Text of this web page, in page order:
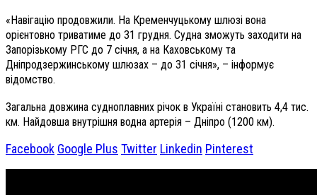
«Навігацію продовжили. На Кременчуцькому шлюзі вона
орієнтовно триватиме до 31 грудня. Судна зможуть заходити на
Запорізькому РГС до 7 січня, а на Каховському та
Дніпродзержинському шлюзах – до 31 січня», – інформує
відомство.
Загальна довжина судноплавних річок в Україні становить 4,4 тис.
км. Найдовша внутрішня водна артерія – Дніпро (1200 км).
Facebook Google Plus Twitter Linkedin Pinterest